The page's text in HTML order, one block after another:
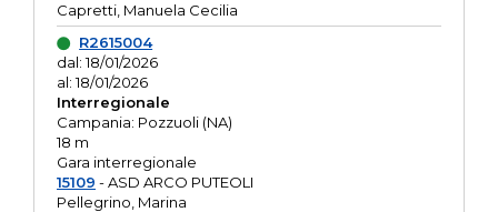
Capretti, Manuela Cecilia
R2615004
dal: 18/01/2026
al: 18/01/2026
Interregionale
Campania: Pozzuoli (NA)
18 m
Gara interregionale
15109 - ASD ARCO PUTEOLI
Pellegrino, Marina